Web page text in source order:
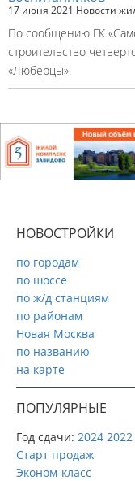
17 июня 2021 Новости
По сообщению ГК
строительство
«Люберцы».
НОВОСТРОЙКИ
по городам
по шоссе
по ж/д станциям
по районам
Новая Москва
по названию
на карте
ПОПУЛЯРНЫЕ
Год сдачи: 2024 2022
Старт продаж
Эконом-класс